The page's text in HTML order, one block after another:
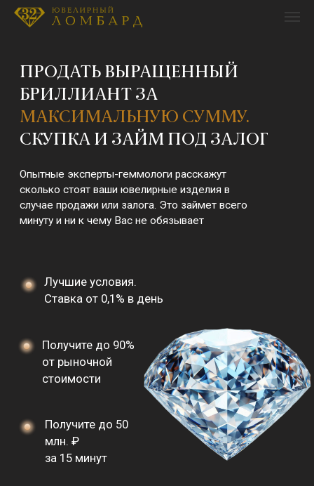
Опытные эксперты-геммологи расскажут
сколько стоят ваши ювелирные изделия в
случае продажи или залога. Это займет всего
Нажимая на кнопку, вы соглашаетесь
с политикой конфиденциальности
ОЦЕНИТЬ ОНЛАЙН
Получите до 50
БРИЛЛИАНТ ЗА
СКУПКА И ЗАЙМ ПОД ЗАЛОГ
Лучшие условия.
Ставка от 0,1% в день